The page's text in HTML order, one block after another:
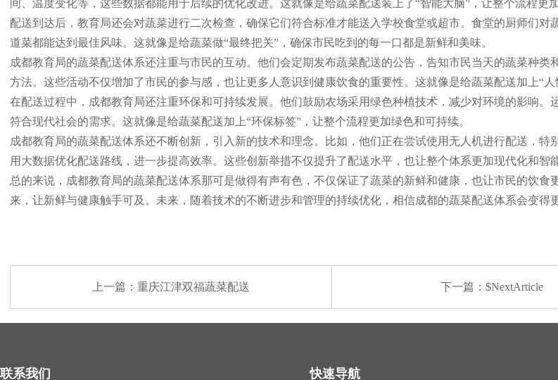
间、温度变化等，这些数据都能用于后续的优化改进。这就像是给蔬菜配送装上了“智能大脑”，让整个流程更
配送到达后，教育局还会对蔬菜进行二次检查，确保它们符合标准才能送入学校食堂或超市。食堂的厨师们
道菜都能达到最佳风味。这就像是给蔬菜做“最终把关”，确保市民吃到的每一口都是新鲜和美味。
成都教育局的蔬菜配送体系还注重与市民的互动。他们会定期发布蔬菜配送的公告，告知市民当天的蔬菜种
方法。这些活动不仅增加了市民的参与感，也让更多人意识到健康饮食的重要性。这就像是给蔬菜配送加上“人
在配送过程中，成都教育局还注重环保和可持续发展。他们鼓励农场采用绿色种植技术，减少对环境的影响
符合现代社会的需求。这就像是给蔬菜配送加上“环保标签”，让整个流程更加绿色和可持续。
成都教育局的蔬菜配送体系还不断创新，引入新的技术和理念。比如，他们正在尝试使用无人机进行配送，
用大数据优化配送路线，进一步提高效率。这些创新举措不仅提升了配送水平，也让整个体系更加现代化和智
总的来说，成都教育局的蔬菜配送体系那可是做得有声有色，不仅保证了蔬菜的新鲜和健康，也让市民的饮
来，让新鲜与健康触手可及。未来，随着技术的不断进步和管理的持续优化，相信成都的蔬菜配送体系会变得
上一篇： 重庆江津双福蔬菜配送 下一篇：$NextArticle
联系我们 快速导航